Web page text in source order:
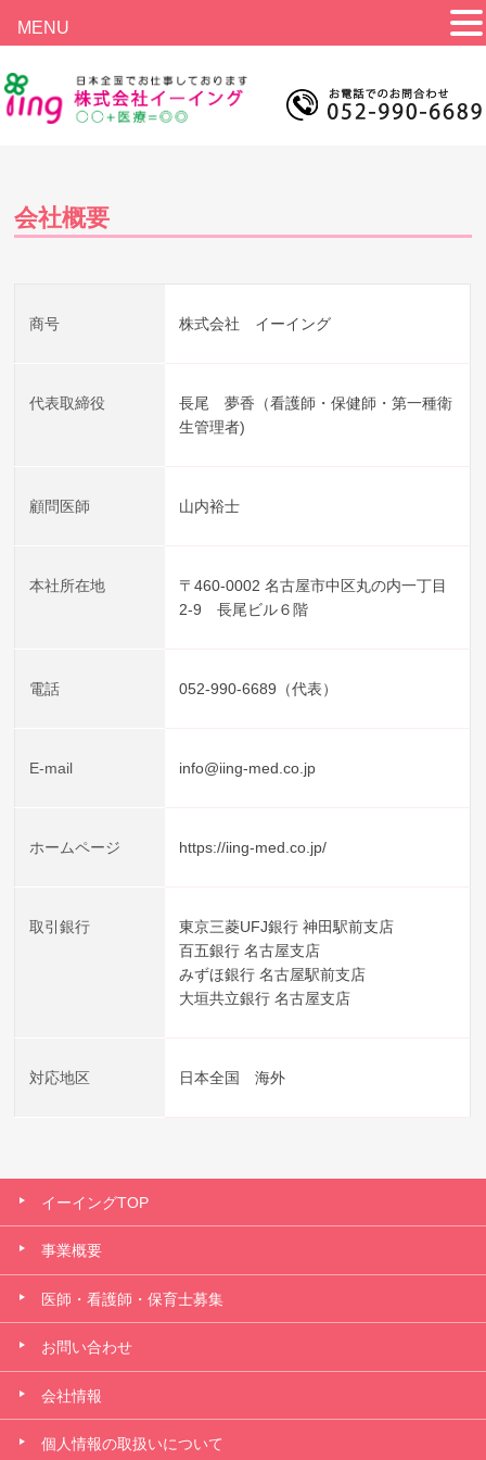
会社概要
商号 株式会社 イーイング
代表取締役
長尾 夢香（看護師・保健師・第一種衛
生管理者)
顧問医師 山内裕士
本社所在地
〒460-0002 名古屋市中区丸の内一丁目
2-9 長尾ビル６階
電話 052-990-6689（代表）
E-mail info@iing-med.co.jp
ホームページ https://iing-med.co.jp/
取引銀行
東京三菱UFJ銀行 神田駅前支店
百五銀行 名古屋支店
みずほ銀行 名古屋駅前支店
大垣共立銀行 名古屋支店
対応地区 日本全国 海外
イーイングTOP
事業概要
医師・看護師・保育士募集
お問い合わせ
会社情報
個人情報の取扱いについて
MENU